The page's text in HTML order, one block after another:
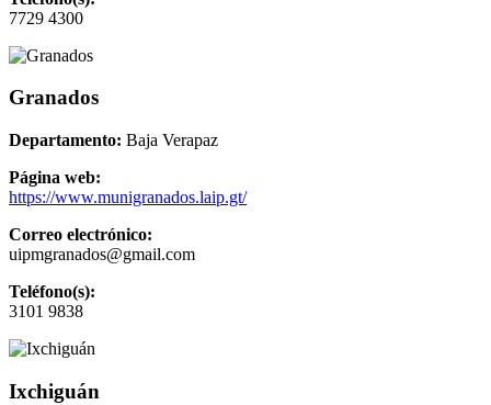
7729 4300
Granados
Departamento: Baja Verapaz
Página web:
https://www.munigranados.laip.gt/
Correo electrónico:
uipmgranados@gmail.com
Teléfono(s):
3101 9838
Ixchiguán